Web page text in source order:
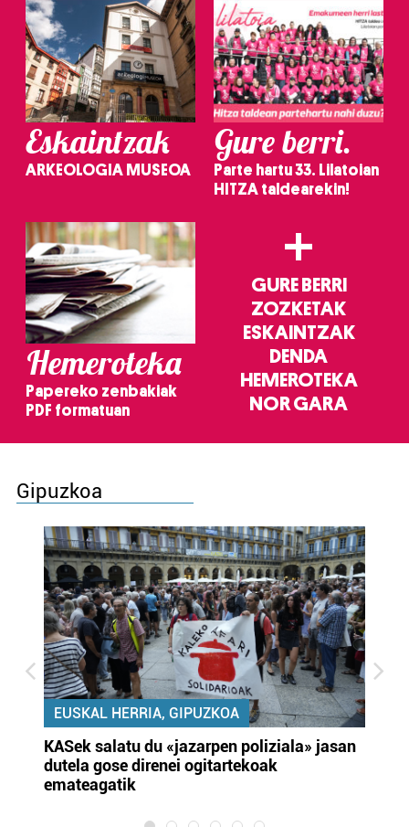
Eskaintzak
ARKEOLOGIA MUSEOA
Gure berri.
Parte hartu 33. Lilatoian
HITZA taldearekin!
Hemeroteka
Papereko zenbakiak
PDF formatuan
+
GURE BERRI
ZOZKETAK
ESKAINTZAK
DENDA
HEMEROTEKA
NOR GARA
Gipuzkoa
EUSKAL HERRIA, GIPUZKOA
KASek salatu du «jazarpen poliziala» jasan
dutela gose direnei ogitartekoak
emateagatik